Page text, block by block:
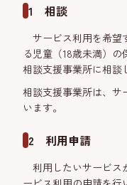
1 相談
サービス利用を希望
る児童（18歳未満）
相談支援事業所に相談
相談支援事業所は、サ
います。
2 利用申請
利用したいサービス